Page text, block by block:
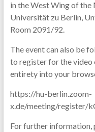
in the West Wing of
Universität zu Berlin,
Room 2091/92.
The event can also be
to register for the video
entirety into your
https://hu-berlin.zoom-
x.de/meeting/register/
For further information,